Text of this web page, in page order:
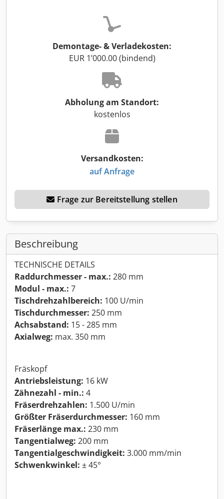
Demontage- & Verladekosten:
EUR 1’000.00 (bindend)
Abholung am Standort:
kostenlos
Versandkosten:
auf Anfrage
Frage zur Bereitstellung stellen
Beschreibung
TECHNISCHE DETAILS
Raddurchmesser - max.: 280 mm
Modul - max.: 7
Tischdrehzahlbereich: 100 U/min
Tischdurchmesser: 250 mm
Achsabstand: 15 - 285 mm
Axialweg: max. 350 mm
Fräskopf
Antriebsleistung: 16 kW
Zähnezahl - min.: 4
Fräserdrehzahlen: 1.500 U/min
Größter Fräserdurchmesser: 160 mm
Fräserlänge max.: 230 mm
Tangentialweg: 200 mm
Tangentialgeschwindigkeit: 3.000 mm/min
Schwenkwinkel: ± 45°